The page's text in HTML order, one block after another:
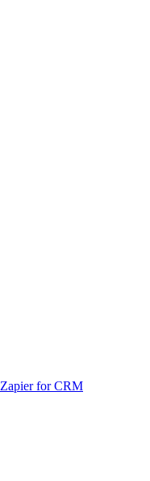
Zapier for CRM